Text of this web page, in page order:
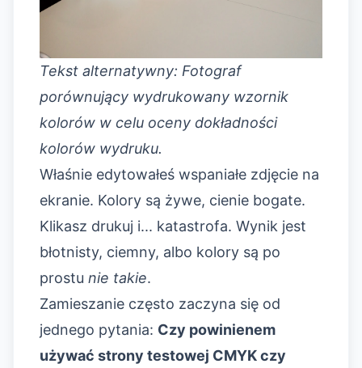
Tekst alternatywny: Fotograf
porównujący wydrukowany wzornik
kolorów w celu oceny dokładności
kolorów wydruku.
Właśnie edytowałeś wspaniałe zdjęcie na
ekranie. Kolory są żywe, cienie bogate.
Klikasz drukuj i... katastrofa. Wynik jest
błotnisty, ciemny, albo kolory są po
prostu nie takie.
Zamieszanie często zaczyna się od
jednego pytania: Czy powinienem
używać strony testowej CMYK czy